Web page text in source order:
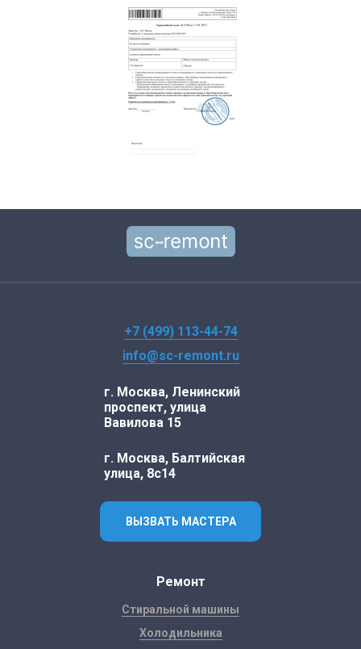
+7 (499) 113-44-74
info@sc-remont.ru
г. Москва, Ленинский
проспект, улица
Вавилова 15
г. Москва, Балтийская
улица, 8с14
ВЫЗВАТЬ МАСТЕРА
Ремонт
Стиральной машины
Холодильника